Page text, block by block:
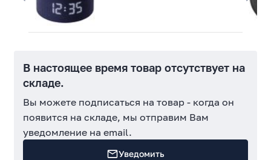
В настоящее время товар отсутствует на
складе.
Вы можете подписаться на товар - когда он
появится на складе, мы отправим Вам
уведомление на email.
Уведомить